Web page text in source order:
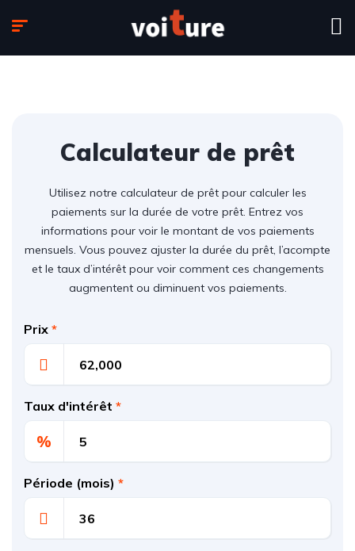
Calculateur de prêt
Utilisez notre calculateur de prêt pour calculer les
paiements sur la durée de votre prêt. Entrez vos
informations pour voir le montant de vos paiements
mensuels. Vous pouvez ajuster la durée du prêt, l’acompte
et le taux d’intérêt pour voir comment ces changements
augmentent ou diminuent vos paiements.
Prix *
Taux d'intérêt *
%
Période (mois) *